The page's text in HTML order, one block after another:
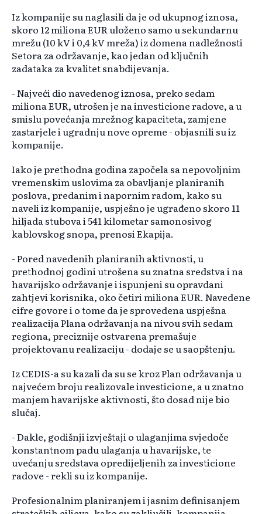
Iz kompanije su naglasili da je od ukupnog iznosa,
skoro 12 miliona EUR uloženo samo u sekundarnu
mrežu (10 kV i 0,4 kV mreža) iz domena nadležnosti
Setora za održavanje, kao jedan od ključnih
zadataka za kvalitet snabdijevanja.
- Najveći dio navedenog iznosa, preko sedam
miliona EUR, utrošen je na investicione radove, a u
smislu povećanja mrežnog kapaciteta, zamjene
zastarjele i ugradnju nove opreme - objasnili su iz
kompanije.
Iako je prethodna godina započela sa nepovoljnim
vremenskim uslovima za obavljanje planiranih
poslova, predanim i napornim radom, kako su
naveli iz kompanije, uspješno je ugrađeno skoro 11
hiljada stubova i 541 kilometar samonosivog
kablovskog snopa, prenosi Ekapija.
- Pored navedenih planiranih aktivnosti, u
prethodnoj godini utrošena su znatna sredstva i na
havarijsko održavanje i ispunjeni su opravdani
zahtjevi korisnika, oko četiri miliona EUR. Navedene
cifre govore i o tome da je sprovedena uspješna
realizacija Plana održavanja na nivou svih sedam
regiona, preciznije ostvarena premašuje
projektovanu realizaciju - dodaje se u saopštenju.
Iz CEDIS-a su kazali da su se kroz Plan održavanja u
najvećem broju realizovale investicione, a u znatno
manjem havarijske aktivnosti, što dosad nije bio
slučaj.
- Dakle, godišnji izvještaji o ulaganjima svjedoče
konstantnom padu ulaganja u havarijske, te
uvećanju sredstava opredijeljenih za investicione
radove - rekli su iz kompanije.
Profesionalnim planiranjem i jasnim definisanjem